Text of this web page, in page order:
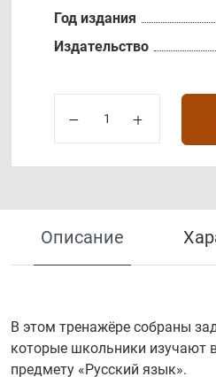
Год издания
Издательство
Описание
В этом тренажёре собраны
которые школьники изучают
предмету «Русский язык».